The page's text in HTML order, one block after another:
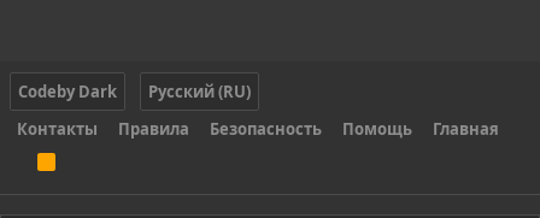
Codeby Dark
Русский (RU)
Контакты
Правила Безопасность Помощь Главная
S